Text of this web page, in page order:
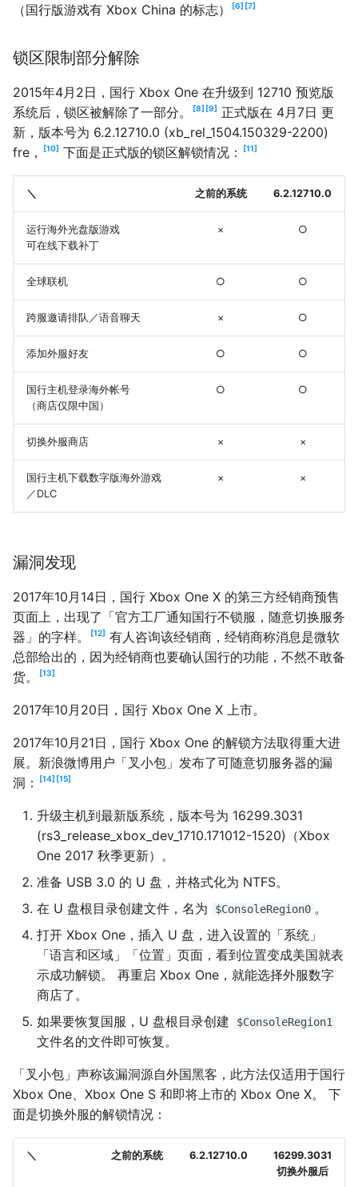
（国行版游戏有 Xbox China 的标志）
6 7
锁区限制部分解除
2015年4月2日，国行 Xbox One 在升级到 12710 预览版
系统后，锁区被解除了一部分。
8 9
正式版在 4月7日 更
新，版本号为 6.2.12710.0 (xb_rel_1504.150329-2200)
fre，
10 下面是正式版的锁区解锁情况： 11
＼ 之前的系统 6.2.12710.0
运行海外光盘版游戏
可在线下载补丁
× ○
全球联机 ○ ○
跨服邀请排队／语音聊天 × ○
添加外服好友 ○ ○
国行主机登录海外帐号
（商店仅限中国）
○ ○
切换外服商店 × ×
国行主机下载数字版海外游戏
／DLC
× ×
漏洞发现
2017年10月14日，国行 Xbox One X 的第三方经销商预售
页面上，出现了「官方工厂通知国行不锁服，随意切换服务
器」的字样。
12
有人咨询该经销商，经销商称消息是微软
总部给出的，因为经销商也要确认国行的功能，不然不敢备
货。
13
2017年10月20日，国行 Xbox One X 上市。
2017年10月21日，国行 Xbox One 的解锁方法取得重大进
展。新浪微博用户「叉小包」发布了可随意切服务器的漏
洞：
14 15
升级主机到最新版系统，版本号为 16299.3031
(rs3_release_xbox_dev_1710.171012-1520)（Xbox
One 2017 秋季更新）。
准备 USB 3.0 的 U 盘，并格式化为 NTFS。
在 U 盘根目录创建文件，名为
$ConsoleRegion0 。
打开 Xbox One，插入 U 盘，进入设置的「系统」
「语言和区域」「位置」页面，看到位置变成美国就表
示成功解锁。 再重启 Xbox One，就能选择外服数字
商店了。
如果要恢复国服，U 盘根目录创建
$ConsoleRegion1
文件名的文件即可恢复。
「叉小包」声称该漏洞源自外国黑客，此方法仅适用于国行
Xbox One、Xbox One S 和即将上市的 Xbox One X。 下
面是切换外服的解锁情况：
＼ 之前的系统 6.2.12710.0
16299.3031
切换外服后